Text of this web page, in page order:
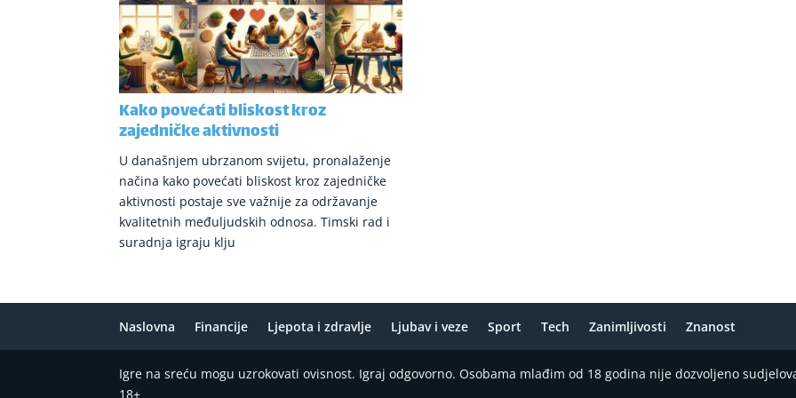
Kako povećati bliskost kroz
zajedničke aktivnosti
U današnjem ubrzanom svijetu, pronalaženje
načina kako povećati bliskost kroz zajedničke
aktivnosti postaje sve važnije za održavanje
kvalitetnih međuljudskih odnosa. Timski rad i
suradnja igraju klju
Naslovna Financije Ljepota i zdravlje Ljubav i veze Sport Tech Zanimljivosti Znanost
Igre na sreću mogu uzrokovati ovisnost. Igraj odgovorno. Osobama mlađim od 18 godina nije dozvoljeno
18+